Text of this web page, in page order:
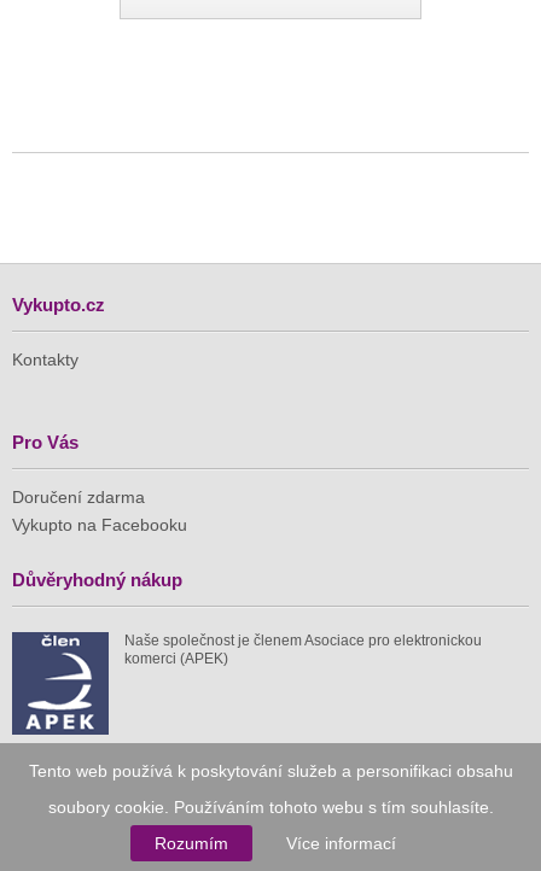
Tento web používá k poskytování služeb a personifikaci obsahu
soubory cookie. Používáním tohoto webu s tím souhlasíte.
Rozumím
Více informací
Vykupto.cz
Kontakty
Pro Vás
Doručení zdarma
Vykupto na Facebooku
Důvěryhodný nákup
Naše společnost je členem Asociace pro elektronickou
komerci (APEK)
1 511 mil.